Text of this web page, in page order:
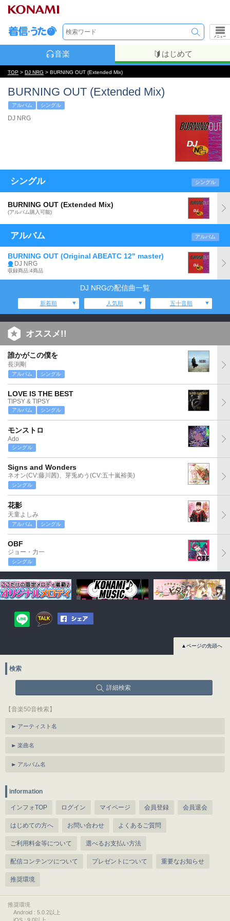
メニュー
音楽 はじめて
TOP > DJ NRG > BURNING OUT (Extended Mix)
BURNING OUT (Extended Mix)
アルバム シングル
DJ NRG
シングル シングル
BURNING OUT (Extended Mix)
(アルバム購入可能)
アルバム アルバム
BURNING OUT (Original ABEATC 12" master)
DJ NRG
収録商品:4商品
DJ NRGの配信曲一覧
新着順 人気順 五十音順
オススメ!!
誰かがこの僕を
長渕剛
アルバム シングル
LOVE IS THE BEST
TIPSY & TIPSY
アルバム シングル
モンストロ
Ado
シングル
Signs and Wonders
ネオン(CV:藤川茜)、芽兎めう(CV:五十嵐裕美)
シングル
花影
天童よしみ
アルバム シングル
OBF
ジョー・力一
シングル
▲ページの先頭へ
検索
詳細検索
【音楽50音検索】
アーティスト名
楽曲名
アルバム名
information
インフォTOP ログイン マイページ 会員登録 会員退会
はじめての方へ お問い合わせ よくあるご質問
ご利用料金等について 選べるお支払い方法
配信コンテンツについて プレゼントについて 重要なお知らせ
推奨環境
推奨環境
Android : 5.0.2以上